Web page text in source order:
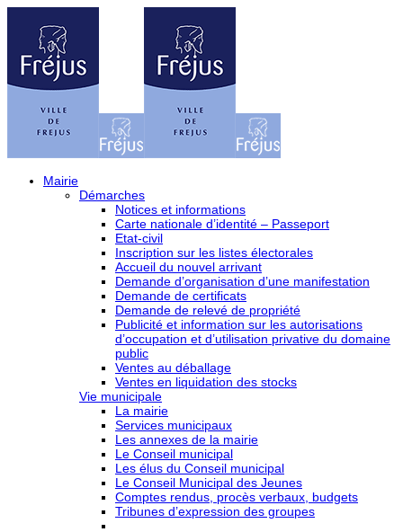
Mairie
Démarches
Notices et informations
Carte nationale d’identité – Passeport
Etat-civil
Inscription sur les listes électorales
Accueil du nouvel arrivant
Demande d’organisation d’une manifestation
Demande de certificats
Demande de relevé de propriété
Publicité et information sur les autorisations
d’occupation et d’utilisation privative du domaine
public
Ventes au déballage
Ventes en liquidation des stocks
Vie municipale
La mairie
Services municipaux
Les annexes de la mairie
Le Conseil municipal
Les élus du Conseil municipal
Le Conseil Municipal des Jeunes
Comptes rendus, procès verbaux, budgets
Tribunes d’expression des groupes